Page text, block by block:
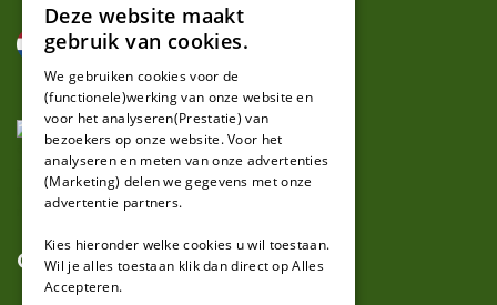
Over ons
GERMAN
Deze website maakt
gebruik van cookies.
We gebruiken cookies voor de
(functionele)werking van onze website en
voor het analyseren(Prestatie) van
bezoekers op onze website. Voor het
analyseren en meten van onze advertenties
(Marketing) delen we gegevens met onze
advertentie partners.
Kies hieronder welke cookies u wil toestaan.
Wil je alles toestaan klik dan direct op Alles
Accepteren.